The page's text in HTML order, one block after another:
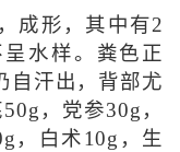
成形，其中有2
水样。粪色正
自汗出，背部尤
，党参30g，
，白术10g，生